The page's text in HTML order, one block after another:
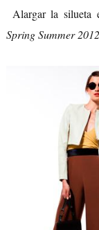
Alargar la silueta
Spring Summer 2012